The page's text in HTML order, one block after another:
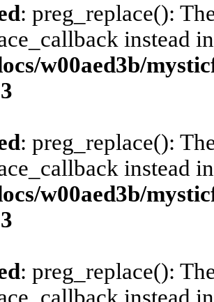
: preg_replace():
instead in
w00aed3b/
: preg_replace():
instead in
w00aed3b/
: preg_replace():